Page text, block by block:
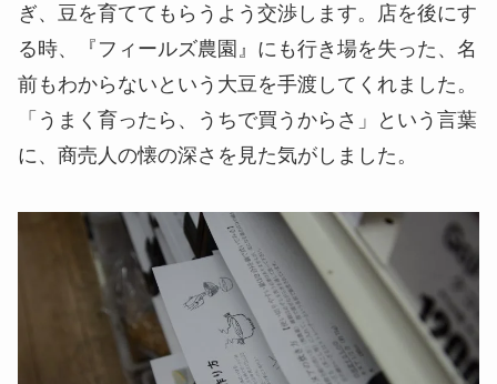
ぎ、豆を育ててもらうよう交渉します。店を後にす
る時、『フィールズ農園』にも行き場を失った、名
前もわからないという大豆を手渡してくれました。
「うまく育ったら、うちで買うからさ」という言葉
に、商売人の懐の深さを見た気がしました。